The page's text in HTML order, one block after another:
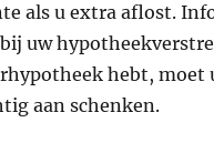
als u extra aflost.
uw
hebt, moet
aan schenken.